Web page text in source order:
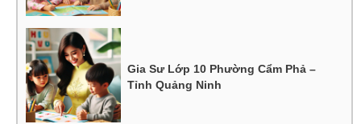
Gia Sư Lớp 10 Phường Cẩm Phả –
Tỉnh Quảng Ninh